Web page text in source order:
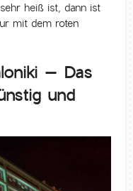
heiß ist, dann ist
mit dem roten
– Das
und